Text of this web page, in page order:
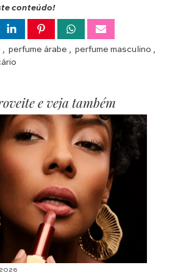
conteúdo!
, perfume árabe , perfume masculino ,
e veja também